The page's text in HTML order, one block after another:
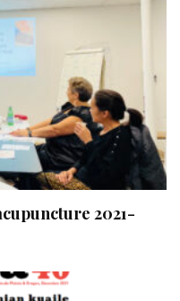
2021-